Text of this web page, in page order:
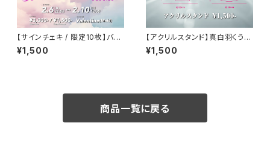
【サインチェキ / 限定10枚】バレ
ンタイン(メイド)
¥1,500
【アクリルスタンド】真白羽くう
生誕
¥1,500
商品一覧に戻る